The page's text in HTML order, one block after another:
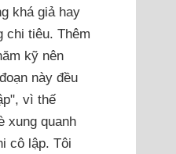
khá giả hay
chi tiêu. Thêm
kỹ nên
này đều
vì thế
xung quanh
cô lập. Tôi